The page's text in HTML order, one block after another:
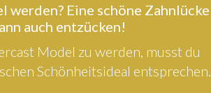
werden? Eine schöne Zahnlücke
auch entzücken!
Model zu werden, musst du
Schönheitsideal entsprechen.